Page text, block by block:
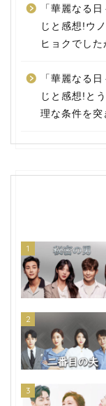
「華麗なる
じと感想!ウ
ヒョクでし
「華麗なる
じと感想!と
理な条件を突
1
2
3